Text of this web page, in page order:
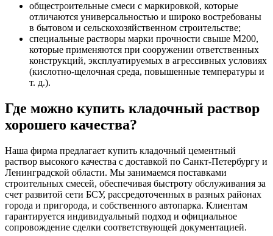
общестроительные смеси с маркировкой, которые
отличаются универсальностью и широко востребованы
в бытовом и сельскохозяйственном строительстве;
специальные растворы марки прочности свыше М200,
которые применяются при сооружении ответственных
конструкций, эксплуатируемых в агрессивных условиях
(кислотно-щелочная среда, повышенные температуры и
т. д.).
Где можно купить кладочный раствор
хорошего качества?
Наша фирма предлагает купить кладочный цементный
раствор высокого качества с доставкой по Санкт-Петербургу и
Ленинградской области. Мы занимаемся поставками
строительных смесей, обеспечивая быстроту обслуживания за
счет развитой сети БСУ, рассредоточенных в разных районах
города и пригорода, и собственного автопарка. Клиентам
гарантируется индивидуальный подход и официальное
сопровождение сделки соответствующей документацией.